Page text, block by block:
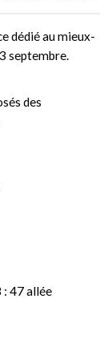
dédié au mieux-
septembre.
des
: 47 allée